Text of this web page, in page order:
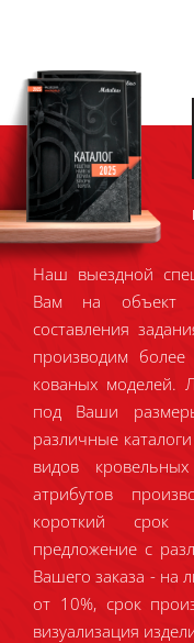
Наш выездной
Вам на объект
составления
производим
кованых моделей.
под Ваши
различные
видов
атрибутов
короткий срок
предложение с
Вашего заказа - на
от 10%, срок
визуализация